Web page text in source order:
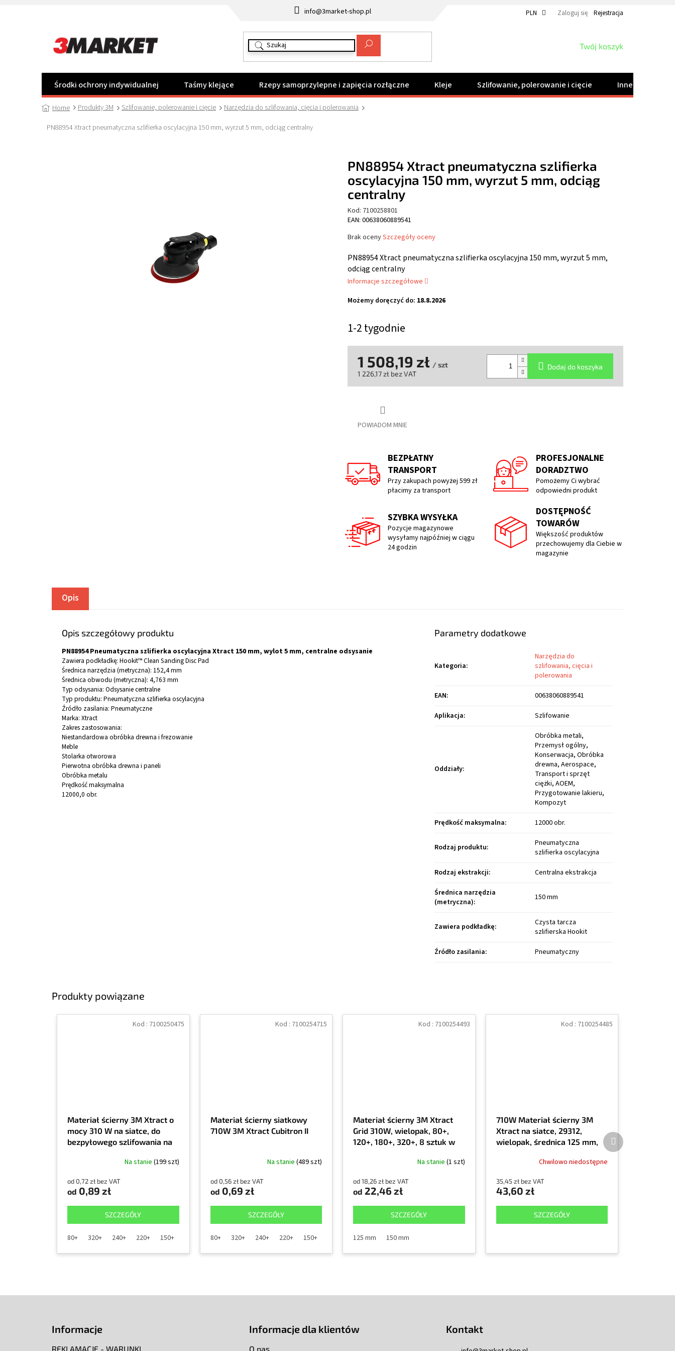
info@3market-shop.pl PLN Zaloguj się Rejestracja
KOSZYK
Twój koszyk
Środki ochrony indywidualnej Taśmy klejące Rzepy samoprzylepne i zapięcia rozłączne Kleje Szlifowanie, polerowanie i cięcie Inne produkty
Home Produkty 3M Szlifowanie, polerowanie i cięcie
Narzędzia do szlifowania, cięcia i polerowania
PN88954 Xtract pneumatyczna szlifierka oscylacyjna 150 mm, wyrzut 5 mm, odciąg centralny
1-2 tygodnie
Możemy doręczyć do: 18.8.2026
PN88954 Xtract pneumatyczna szlifierka oscylacyjna 150 mm, wyrzut 5 mm,
odciąg centralny
Informacje szczegółowe
POWIADOM MNIE
1 508,19 zł / szt
1 226,17 zł bez VAT
Dodaj do koszyka
PN88954 Xtract pneumatyczna szlifierka
oscylacyjna 150 mm, wyrzut 5 mm, odciąg
centralny
Kod: 7100258801
EAN: 00638060889541
Średnia
produktu
wynosi
na
gwiazdek.
Brak ocenySzczegóły oceny
BEZPŁATNY
TRANSPORT
Przy zakupach powyżej 599 zł
płacimy za transport
PROFESJONALNE
DORADZTWO
Pomożemy Ci wybrać
odpowiedni produkt
SZYBKA WYSYŁKA
Pozycje magazynowe
wysyłamy najpóźniej w ciągu
24 godzin
DOSTĘPNOŚĆ
TOWARÓW
Większość produktów
przechowujemy dla Ciebie w
magazynie
Produkty powiązane
Materiał ścierny 3M Xtract o
mocy 310 W na siatce, do
bezpyłowego szlifowania na
uszczelniaczy, materiałów
drewna i żywic.
Na stanie (199 szt)
od 0,72 zł bez VAT
od 0,89 zł
SZCZEGÓŁY
80+ 320+ 240+ 220+ 150+ 120+
Kod : 7100250475
Materiał ścierny siatkowy
710W 3M Xtract Cubitron II
Na stanie (489 szt)
od 0,56 zł bez VAT
od 0,69 zł
SZCZEGÓŁY
80+ 320+ 240+ 220+ 150+ 120+
Kod : 7100254715
Materiał ścierny 3M Xtract
Grid 310W, wielopak, 80+,
120+, 180+, 320+, 8 sztuk w
Na stanie (1 szt)
od 18,26 zł bez VAT
od 22,46 zł
SZCZEGÓŁY
125 mm 150 mm
Kod : 7100254493
710W Materiał ścierny 3M
Xtract na siatce, 29312,
wielopak, średnica 125 mm,
sztuk w opakowaniuChwilowo niedostępne
35,45 zł bez VAT
43,60 zł
SZCZEGÓŁY
Kod : 7100254485
Produkt
następny
Opis
Opis szczegółowy produktu
PN88954 Pneumatyczna szlifierka oscylacyjna Xtract 150 mm, wylot 5 mm, centralne odsysanie
Zawiera podkładkę: Hookit™ Clean Sanding Disc Pad
Średnica narzędzia (metryczna): 152,4 mm
Średnica obwodu (metryczna): 4,763 mm
Typ odsysania: Odsysanie centralne
Typ produktu: Pneumatyczna szlifierka oscylacyjna
Źródło zasilania: Pneumatyczne
Marka: Xtract
Zakres zastosowania:
Niestandardowa obróbka drewna i frezowanie
Meble
Stolarka otworowa
Pierwotna obróbka drewna i paneli
Obróbka metalu
Prędkość maksymalna
12000,0 obr.
Parametry dodatkowe
Kategoria:
Narzędzia do
szlifowania, cięcia i
polerowania
EAN:
00638060889541
Aplikacja: Szlifowanie
Oddziały:
Obróbka metali,
Przemysł ogólny,
Konserwacja, Obróbka
drewna, Aerospace,
Transport i sprzęt
ciężki, AOEM,
Przygotowanie lakieru,
Kompozyt
Prędkość maksymalna: 12000 obr.
Rodzaj produktu:
Pneumatyczna
szlifierka oscylacyjna
Rodzaj ekstrakcji:
Centralna ekstrakcja
Średnica narzędzia
(metryczna): 150 mm
Zawiera podkładkę:
Czysta tarcza
szlifierska Hookit
Źródło zasilania: Pneumatyczny
Informacje
REKLAMACJE - WARUNKI
Informacje dla klientów
O nas
Kontakt